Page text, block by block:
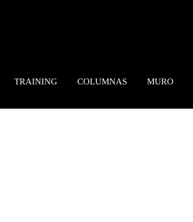
TRAINING COLUMNAS MURO